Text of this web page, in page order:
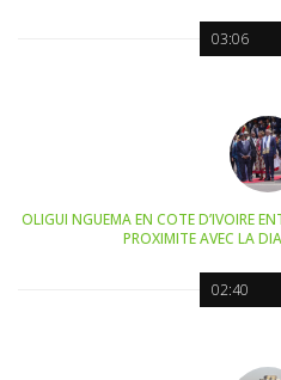
03:06
02:40
OLIGUI NGUEMA EN COTE D’IVOIRE
PROXIMITE AVEC LA